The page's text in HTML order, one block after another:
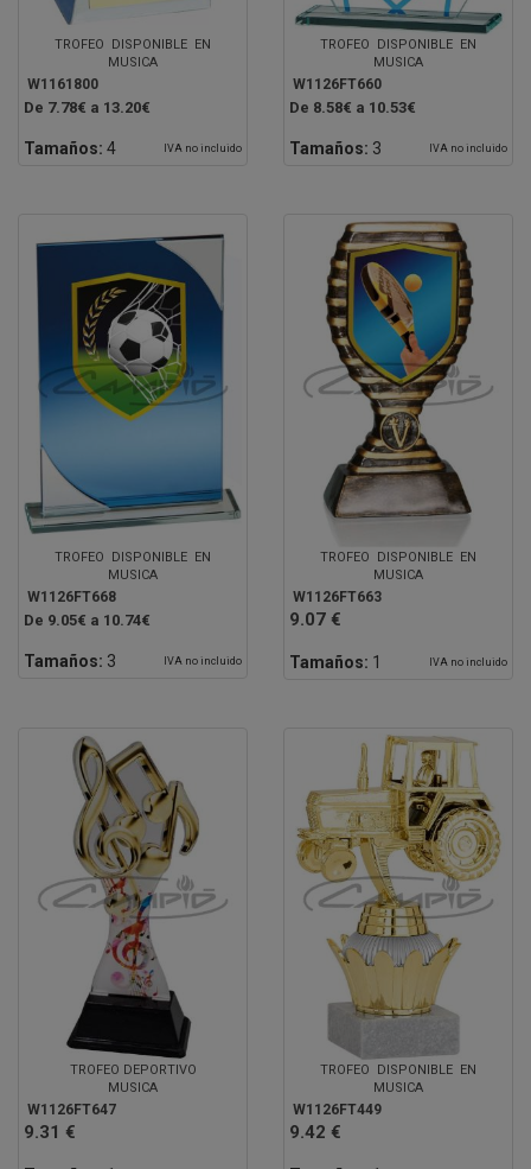
TROFEO DISPONIBLE EN
MUSICA
W1161800
De 7.78€ a 13.20€
Tamaños: 4 IVA no incluido
TROFEO DISPONIBLE EN
MUSICA
W1126FT660
De 8.58€ a 10.53€
Tamaños: 3 IVA no incluido
TROFEO DISPONIBLE EN
MUSICA
W1126FT668
De 9.05€ a 10.74€
Tamaños: 3 IVA no incluido
TROFEO DISPONIBLE EN
MUSICA
W1126FT663
9.07 €
Tamaños: 1 IVA no incluido
TROFEO DEPORTIVO
MUSICA
W1126FT647
9.31 €
TROFEO DISPONIBLE EN
MUSICA
W1126FT449
9.42 €